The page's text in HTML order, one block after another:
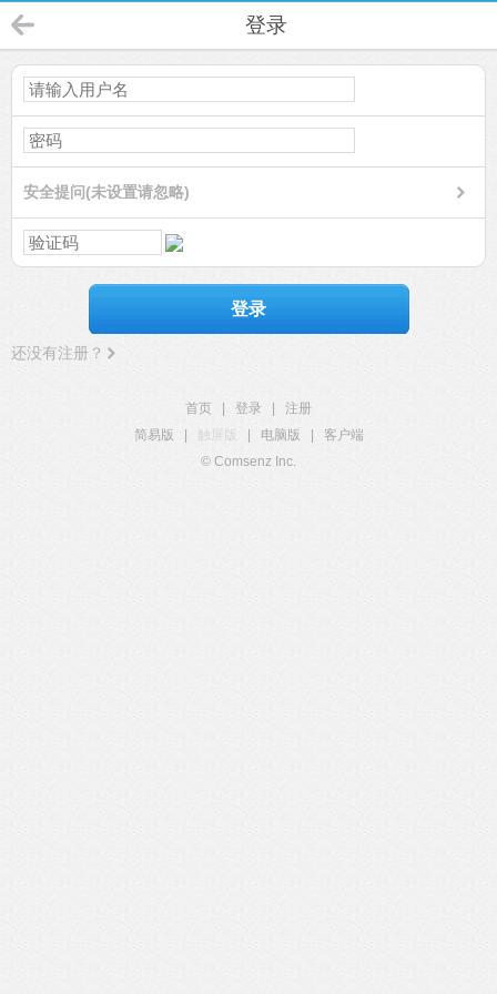
登录
安全提问(未设置请忽略)
登录
还没有注册？
首页 登录
注册
简易版
触屏版 电脑版
客户端
© Comsenz Inc.